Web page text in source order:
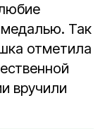
Так
отметила
вручили